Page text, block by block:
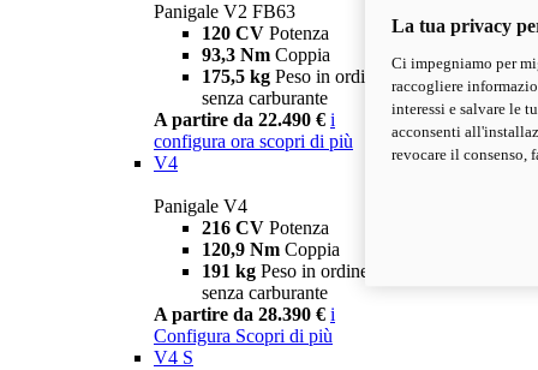
Panigale V2 FB63
120 CV Potenza
93,3 Nm Coppia
175,5 kg Peso in ordine di marcia
senza carburante
A partire da 22.490 € i
configura ora scopri di più
V4
Panigale V4
216 CV Potenza
120,9 Nm Coppia
191 kg Peso in ordine di marcia
senza carburante
A partire da 28.390 € i
Configura Scopri di più
V4 S
La tua privacy
Ci impegniamo per
raccogliere
interessi e salvare le
acconsenti
revocare il consenso,